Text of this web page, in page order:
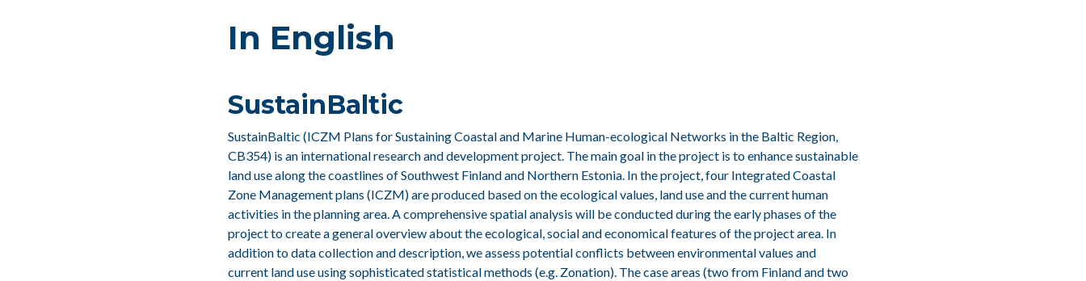
In English
SustainBaltic
SustainBaltic (ICZM Plans for Sustaining Coastal and Marine Human-ecological Networks in the Baltic Region,
CB354) is an international research and development project. The main goal in the project is to enhance sustainable
land use along the coastlines of Southwest Finland and Northern Estonia. In the project, four Integrated Coastal
Zone Management plans (ICZM) are produced based on the ecological values, land use and the current human
activities in the planning area. A comprehensive spatial analysis will be conducted during the early phases of the
project to create a general overview about the ecological, social and economical features of the project area. In
addition to data collection and description, we assess potential conflicts between environmental values and
current land use using sophisticated statistical methods (e.g. Zonation). The case areas (two from Finland and two